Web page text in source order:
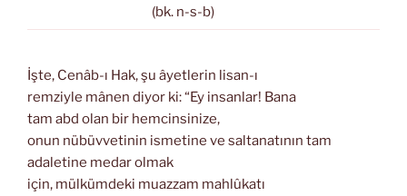
(bk. n-s-b)
İşte, Cenâb-ı Hak, şu âyetlerin lisan-ı
remziyle mânen diyor ki: “Ey insanlar! Bana
tam abd olan bir hemcinsinize,
onun nübüvvetinin ismetine ve saltanatının tam
adaletine medar olmak
için, mülkümdeki muazzam mahlûkatı